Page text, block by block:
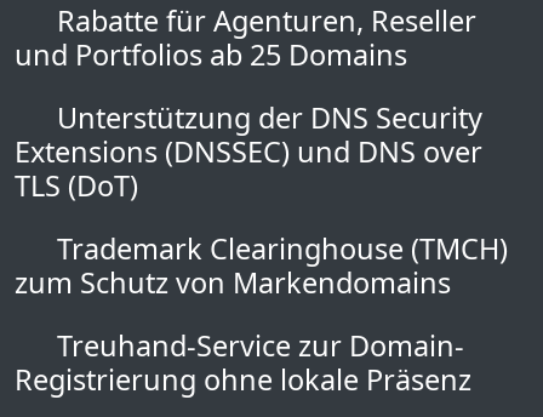
Rabatte für Agenturen, Reseller
und Portfolios ab 25 Domains
Unterstützung der DNS Security
Extensions (DNSSEC) und DNS over
TLS (DoT)
Trademark Clearinghouse (TMCH)
zum Schutz von Markendomains
Treuhand-Service zur Domain-
Registrierung ohne lokale Präsenz